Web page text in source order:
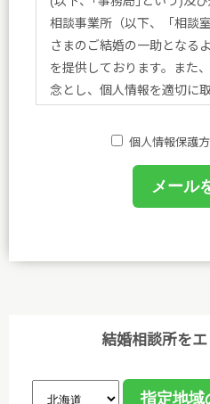
相談事業所（以下、「相談
さまのご結婚の一助となる
を提供しております。また
念とし、個人情報を適切に
する法令その他規範を遵守
(1)個人情報保護に関する規
利用目的を明確にし、目的
ます。
個人情報保護
結婚相談所を